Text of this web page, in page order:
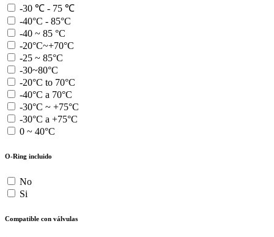
-30 ℃ - 75 ℃
-40°C - 85°C
-40 ~ 85 °C
-20°C~+70°C
-25 ~ 85°C
-30~80°C
-20°C to 70°C
-40°C a 70°C
-30°C ~ +75°C
-30°C a +75°C
0 ~ 40°C
O-Ring incluido
No
Si
Compatible con válvulas